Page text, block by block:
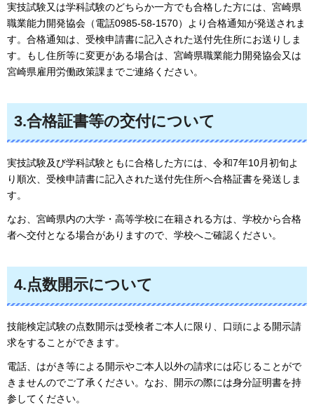
実技試験又は学科試験のどちらか一方でも合格した方には、宮崎県
職業能力開発協会（電話0985-58-1570）より合格通知が発送されま
す。合格通知は、受検申請書に記入された送付先住所にお送りしま
す。もし住所等に変更がある場合は、宮崎県職業能力開発協会又は
宮崎県雇用労働政策課までご連絡ください。
3.合格証書等の交付について
実技試験及び学科試験ともに合格した方には、令和7年10月初旬よ
り順次、受検申請書に記入された送付先住所へ合格証書を発送しま
す。
なお、宮崎県内の大学・高等学校に在籍される方は、学校から合格
者へ交付となる場合がありますので、学校へご確認ください。
4.点数開示について
技能検定試験の点数開示は受検者ご本人に限り、口頭による開示請
求をすることができます。
電話、はがき等による開示やご本人以外の請求には応じることがで
きませんのでご了承ください。なお、開示の際には身分証明書を持
参してください。